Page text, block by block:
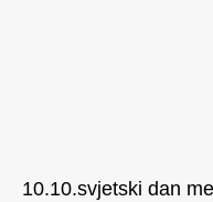
10.10.svjetski dan